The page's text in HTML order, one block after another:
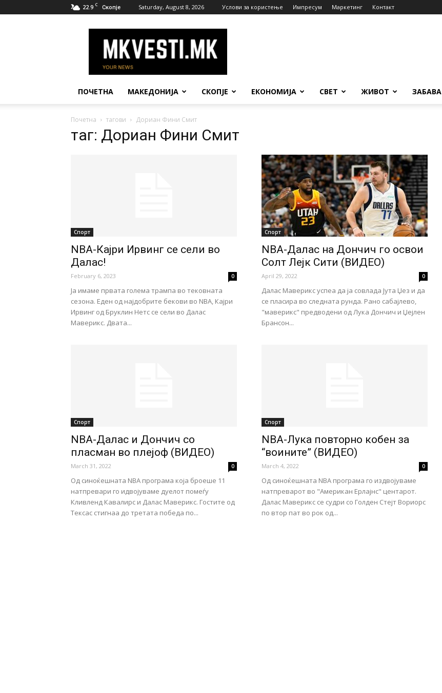
22.9 C Скопје Saturday, August 8, 2026 Услови за користење Импресум Маркетинг Контакт
Вести
ПОЧЕТНА МАКЕДОНИЈА СКОПЈЕ ЕКОНОМИЈА СВЕТ ЖИВОТ ЗАБАВА
Почетна тагови Дориан Фини Смит
таг: Дориан Фини Смит
Спорт
NBA-Кајри Ирвинг се сели во
Далас!
February 6, 2023 0
Ја имаме првата голема трампа во тековната
сезона. Еден од најдобрите бекови во NBA, Кајри
Ирвинг од Бруклин Нетс се сели во Далас
Маверикс. Двата...
Спорт
NBA-Далас на Дончич го освои
Солт Лејк Сити (ВИДЕО)
April 29, 2022 0
Далас Маверикс успеа да ја совлада Јута Џез и да
се пласира во следната рунда. Рано сабајлево,
"маверикс" предводени од Лука Дончич и Џејлен
Брансон...
Спорт
NBA-Далас и Дончич со
пласман во плејоф (ВИДЕО)
March 31, 2022 0
Од синоќешната NBA програма која броеше 11
натпревари го идвојуваме дуелот помеѓу
Кливленд Кавалирс и Далас Маверикс. Гостите од
Тексас стигнаа до третата победа по...
Спорт
NBA-Лука повторно кобен за
“воините” (ВИДЕО)
March 4, 2022 0
Од синоќешната NBA програма го издвојуваме
натпреварот во "Американ Ерлајнс" центарот.
Далас Маверикс се судри со Голден Стејт Вориорс
по втор пат во рок од...